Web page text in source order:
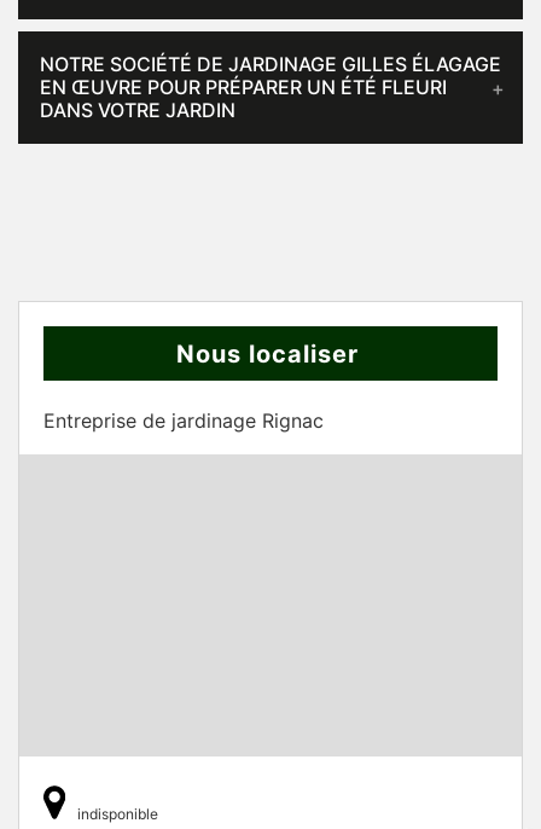
NOTRE SOCIÉTÉ DE JARDINAGE GILLES ÉLAGAGE
EN ŒUVRE POUR PRÉPARER UN ÉTÉ FLEURI
DANS VOTRE JARDIN
Nous localiser
Entreprise de jardinage Rignac
indisponible